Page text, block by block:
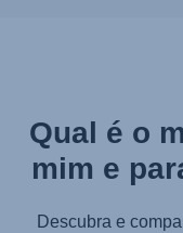
Qual é o
mim e
Descubra e